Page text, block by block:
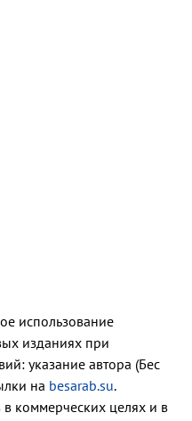
использование
изданиях при
указание автора (Бес
на besarab.su.
коммерческих целях и в